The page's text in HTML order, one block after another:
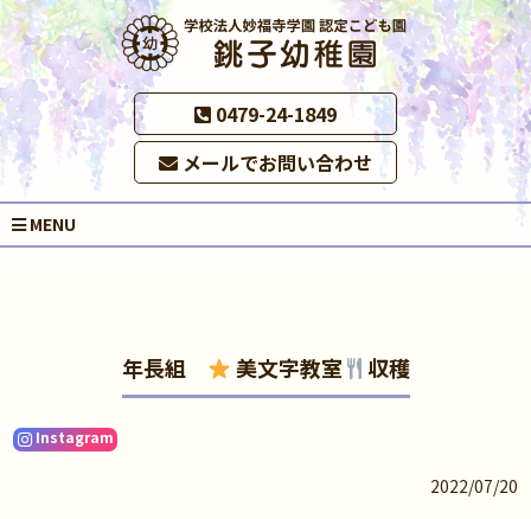
0479-24-1849
メールでお問い合わせ
MENU
年長組 美文字教室 収穫
Instagram
2022/07/20